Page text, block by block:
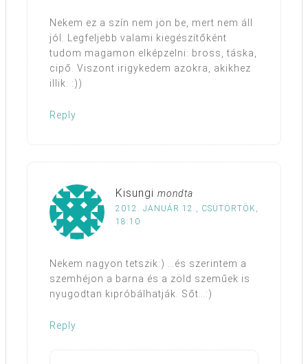
Nekem ez a szín nem jön be, mert nem áll
jól. Legfeljebb valami kiegészítőként
tudom magamon elképzelni: bross, táska,
cipő. Viszont irigykedem azokra, akikhez
illik. :))
Reply
Kisungi mondta
2012. JANUÁR 12., CSÜTÖRTÖK,
18:10
Nekem nagyon tetszik:) …és szerintem a
szemhéjon a barna és a zöld szeműek is
nyugodtan kipróbálhatják. Sőt…:)
Reply